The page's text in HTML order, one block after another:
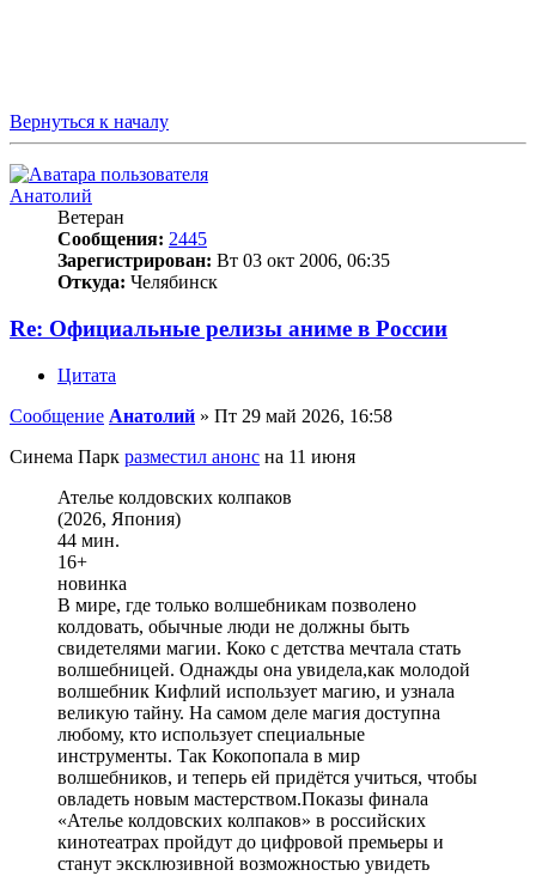
Вернуться к началу
Анатолий
Ветеран
Сообщения: 2445
Зарегистрирован: Вт 03 окт 2006, 06:35
Откуда: Челябинск
Re: Официальные релизы аниме в России
Цитата
Сообщение Анатолий » Пт 29 май 2026, 16:58
Синема Парк разместил анонс на 11 июня
Ателье колдовских колпаков
(2026, Япония)
44 мин.
16+
новинка
В мире, где только волшебникам позволено
колдовать, обычные люди не должны быть
свидетелями магии. Коко с детства мечтала стать
волшебницей. Однажды она увидела,как молодой
волшебник Кифлий использует магию, и узнала
великую тайну. На самом деле магия доступна
любому, кто использует специальные
инструменты. Так Кокопопала в мир
волшебников, и теперь ей придётся учиться, чтобы
овладеть новым мастерством.Показы финала
«Ателье колдовских колпаков» в российских
кинотеатрах пройдут до цифровой премьеры и
станут эксклюзивной возможностью увидеть